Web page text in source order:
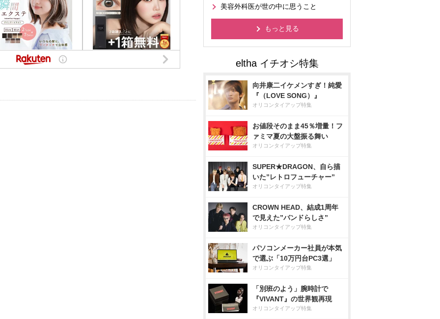
美容外科医が世の中に思うこと
もっと見る
向井康二イケメンすぎ！純愛
『（LOVE SONG）』
オリコンタイアップ特集
お値段そのまま45％増量！フ
ァミマ夏の大盤振る舞い
オリコンタイアップ特集
SUPER★DRAGON、自ら描
いた”レトロフューチャー”
オリコンタイアップ特集
CROWN HEAD、結成1周年
で見えた”バンドらしさ”
オリコンタイアップ特集
パソコンメーカー社員が本気
で選ぶ「10万円台PC3選」
オリコンタイアップ特集
「別班のよう」腕時計で
『VIVANT』の世界観再現
オリコンタイアップ特集